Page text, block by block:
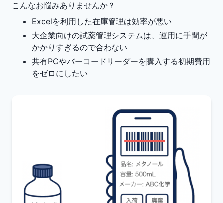
こんなお悩みありませんか？
Excelを利用した在庫管理は効率が悪い
大企業向けの試薬管理システムは、運用に手間が
かかりすぎるので合わない
共有PCやバーコードリーダーを購入する初期費用
をゼロにしたい